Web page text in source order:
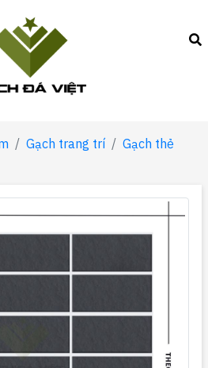
Gạch trang trí
Gạch thẻ